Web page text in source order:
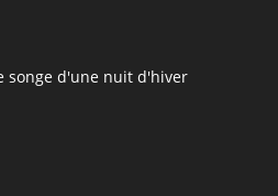
songe d'une nuit d'hiver